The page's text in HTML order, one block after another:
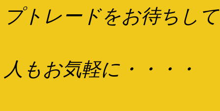
プトレードをお待ちし
人もお気軽に・・・・